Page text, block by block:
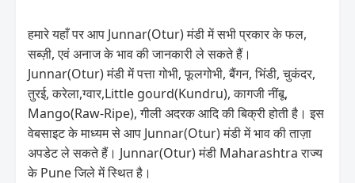
हमारे यहाँ पर आप Junnar(Otur) मंडी में सभी प्रकार के फल,
सब्ज़ी, एवं अनाज के भाव की जानकारी ले सकते हैं।
Junnar(Otur) मंडी में पत्ता गोभी, फूलगोभी, बैंगन, भिंडी, चुकंदर,
तुरई, करेला,ग्वार,Little gourd(Kundru), कागजी नींबू,
Mango(Raw-Ripe), गीली अदरक आदि की बिक्री होती है। इस
वेबसाइट के माध्यम से आप Junnar(Otur) मंडी में भाव की ताज़ा
अपडेट ले सकते हैं। Junnar(Otur) मंडी Maharashtra राज्य
के Pune जिले में स्थित है।